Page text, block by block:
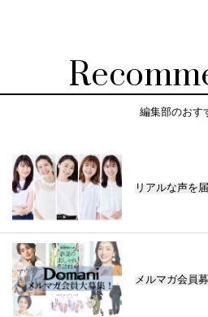
編集部のおす
リアルな声を
メルマガ会員